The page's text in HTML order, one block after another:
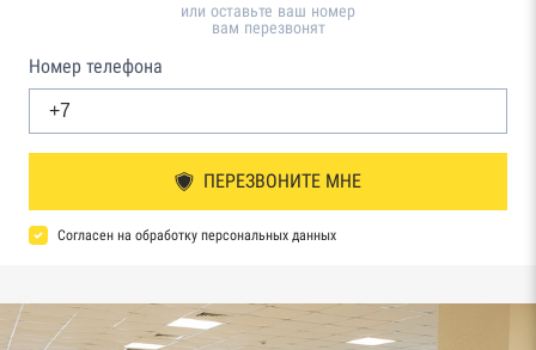
или оставьте ваш номер
вам перезвонят
Номер телефона
ПЕРЕЗВОНИТЕ МНЕ
Согласен на обработку персональных данных